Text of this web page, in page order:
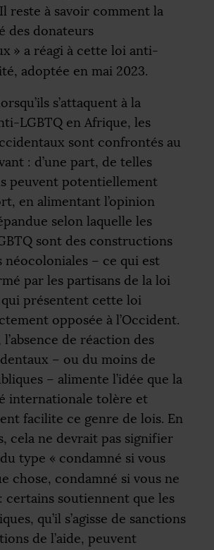
reste à savoir comment la
des donateurs
» a réagi à cette loi anti-
adoptée en mai 2023.
s’attaquent à la
LGBTQ en Afrique, les
sont confrontés au
: d’une part, de telles
peuvent potentiellement
en alimentant l’opinion
selon laquelle les
sont des constructions
néocoloniales – ce qui est
par les partisans de la loi
qui présentent cette loi
opposée à l’Occident.
l’absence de réaction des
– ou du moins de
– alimente l’idée que la
internationale tolère et
facilite ce genre de lois. En
cela ne devrait pas signifier
type « condamné si vous
chose, condamné si vous ne
certains soutiennent que les
qu’il s’agisse de sanctions
de l’aide, peuvent